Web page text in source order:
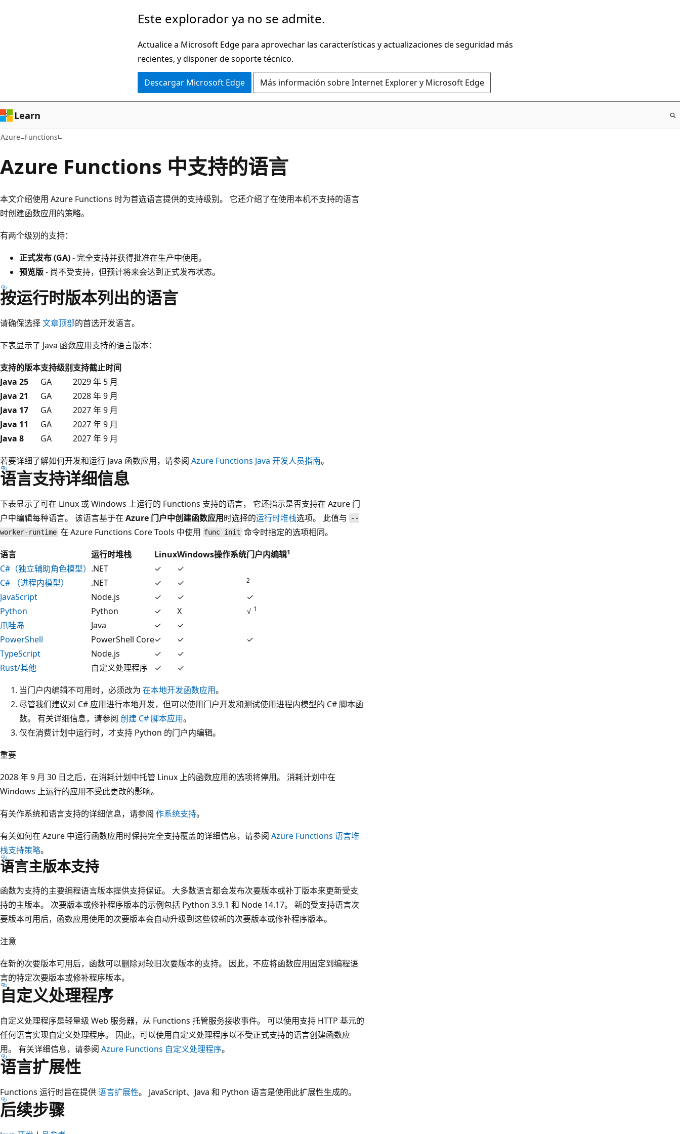
Este explorador ya no se admite.
Actualice a Microsoft Edge para aprovechar las características y actualizaciones de seguridad más
recientes, y disponer de soporte técnico.
Descargar Microsoft Edge Más información sobre Internet Explorer y Microsoft Edge
Learn
Azure Functions
Azure Functions 中支持的语言
本文介绍使用 Azure Functions 时为首选语言提供的支持级别。 它还介绍了在使用本机不支持的语言
时创建函数应用的策略。
有两个级别的支持：
正式发布 (GA)- 完全支持并获得批准在生产中使用。
预览版- 尚不受支持，但预计将来会达到正式发布状态。
按运行时版本列出的语言
请确保选择文章顶部的首选开发语言。
下表显示了 Java 函数应用支持的语言版本：
支持的版本支持级别支持截止时间
Java 25
GA
2029 年 5 月
Java 21
GA
2028 年 9 月
Java 17
GA
2027 年 9 月
Java 11
GA
2027 年 9 月
Java 8
GA
2027 年 9 月
若要详细了解如何开发和运行 Java 函数应用，请参阅 Azure Functions Java 开发人员指南。
语言支持详细信息
下表显示了可在 Linux 或 Windows 上运行的 Functions 支持的语言， 它还指示是否支持在 Azure 门
户中编辑每种语言。 该语言基于在 Azure 门户中创建函数应用时选择的运行时堆栈选项。 此值与
--
worker-runtime 在 Azure Functions Core Tools 中使用 func init 命令时指定的选项相同。
语言
运行时堆栈 LinuxWindows操作系统门户内编辑1
C#（独立辅助角色模型） .NET ✓
✓
C# （进程内模型）
.NET ✓ ✓ 2
JavaScript Node.js ✓ ✓
✓
Python
Python ✓ X √ 1
爪哇岛 Java ✓
✓
PowerShell
PowerShell Core✓ ✓
✓
TypeScript
Node.js ✓
✓
Rust/其他
自定义处理程序 ✓
✓
当门户内编辑不可用时，必须改为 在本地开发函数应用。
尽管我们建议对 C# 应用进行本地开发，但可以使用门户开发和测试使用进程内模型的 C# 脚本函
数。 有关详细信息，请参阅 创建 C# 脚本应用。
仅在消费计划中运行时，才支持 Python 的门户内编辑。
重要
2028 年 9 月 30 日之后，在消耗计划中托管 Linux 上的函数应用的选项将停用。 消耗计划中在
Windows 上运行的应用不受此更改的影响。
有关作系统和语言支持的详细信息，请参阅 作系统支持。
有关如何在 Azure 中运行函数应用时保持完全支持覆盖的详细信息，请参阅 Azure Functions 语言堆
栈支持策略。
语言主版本支持
函数为支持的主要编程语言版本提供支持保证。 大多数语言都会发布次要版本或补丁版本来更新受支
持的主版本。 次要版本或修补程序版本的示例包括 Python 3.9.1 和 Node 14.17。 新的受支持语言次
要版本可用后，函数应用使用的次要版本会自动升级到这些较新的次要版本或修补程序版本。
注意
在新的次要版本可用后，函数可以删除对较旧次要版本的支持。 因此，不应将函数应用固定到编程语
言的特定次要版本或修补程序版本。
自定义处理程序
自定义处理程序是轻量级 Web 服务器，从 Functions 托管服务接收事件。 可以使用支持 HTTP 基元的
任何语言实现自定义处理程序。 因此，可以使用自定义处理程序以不受正式支持的语言创建函数应
用。 有关详细信息，请参阅 Azure Functions 自定义处理程序。
语言扩展性
Functions 运行时旨在提供语言扩展性。 JavaScript、Java 和 Python 语言是使用此扩展性生成的。
后续步骤